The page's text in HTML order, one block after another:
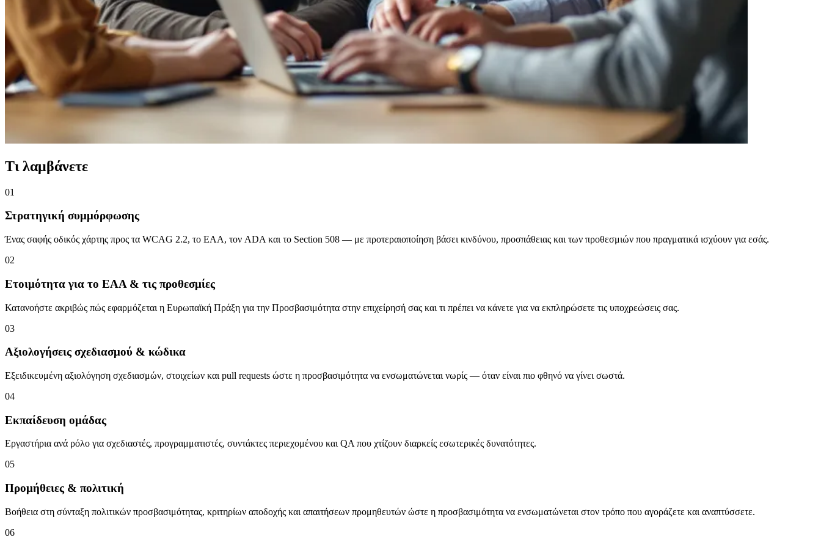
Τι λαμβάνετε
01
Στρατηγική συμμόρφωσης
Ένας σαφής οδικός χάρτης προς τα WCAG 2.2, το EAA, τον ADA και το Section 508 — με προτεραιοποίηση βάσει κινδύνου, προσπάθειας και των προθεσμιών που πραγματικά ισχύουν για εσάς.
02
Ετοιμότητα για το EAA & τις προθεσμίες
Κατανοήστε ακριβώς πώς εφαρμόζεται η Ευρωπαϊκή Πράξη για την Προσβασιμότητα στην επιχείρησή σας και τι πρέπει να κάνετε για να εκπληρώσετε τις υποχρεώσεις σας.
03
Αξιολογήσεις σχεδιασμού & κώδικα
Εξειδικευμένη αξιολόγηση σχεδιασμών, στοιχείων και pull requests ώστε η προσβασιμότητα να ενσωματώνεται νωρίς — όταν είναι πιο φθηνό να γίνει σωστά.
04
Εκπαίδευση ομάδας
Εργαστήρια ανά ρόλο για σχεδιαστές, προγραμματιστές, συντάκτες περιεχομένου και QA που χτίζουν διαρκείς εσωτερικές δυνατότητες.
05
Προμήθειες & πολιτική
Βοήθεια στη σύνταξη πολιτικών προσβασιμότητας, κριτηρίων αποδοχής και απαιτήσεων προμηθευτών ώστε η προσβασιμότητα να ενσωματώνεται στον τρόπο που αγοράζετε και αναπτύσσετε.
06